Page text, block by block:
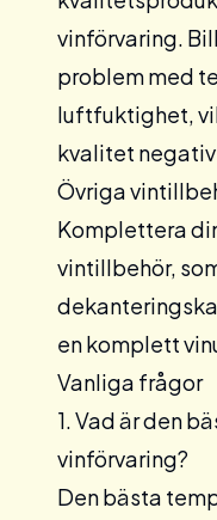
vinförvaring.
problem med
luftfuktighet,
kvalitet
Övriga
Komplettera
vintillbehör,
en komplett
Vanliga frågor
1. Vad är den
vinförvaring?
Den bästa